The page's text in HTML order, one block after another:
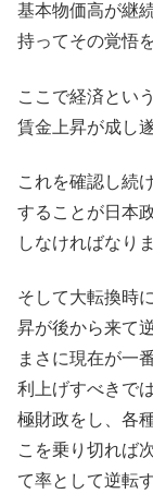
基本物価高が継
持ってその覚悟
ここで経済とい
賃金上昇が成し
これを確認し続
することが日本
しなければなり
そして大転換時
昇が後から来て
まさに現在が一
利上げすべきで
極財政をし、各
こを乗り切れば
て率として逆転